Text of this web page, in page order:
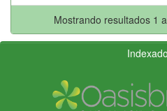
Mostrando resultados 1